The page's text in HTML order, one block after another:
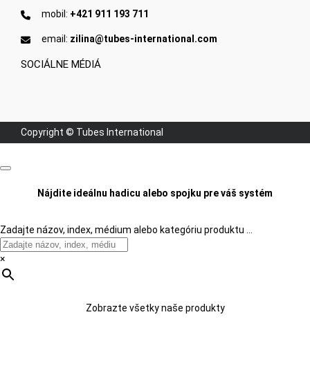
mobil: +421 911 193 711
email: zilina@tubes-international.com
SOCIÁLNE MÉDIÁ
Copyright © Tubes International
Nájdite ideálnu hadicu alebo spojku pre váš systém
Zadajte názov, index, médium alebo kategóriu produktu …
×
Zobrazte všetky naše produkty